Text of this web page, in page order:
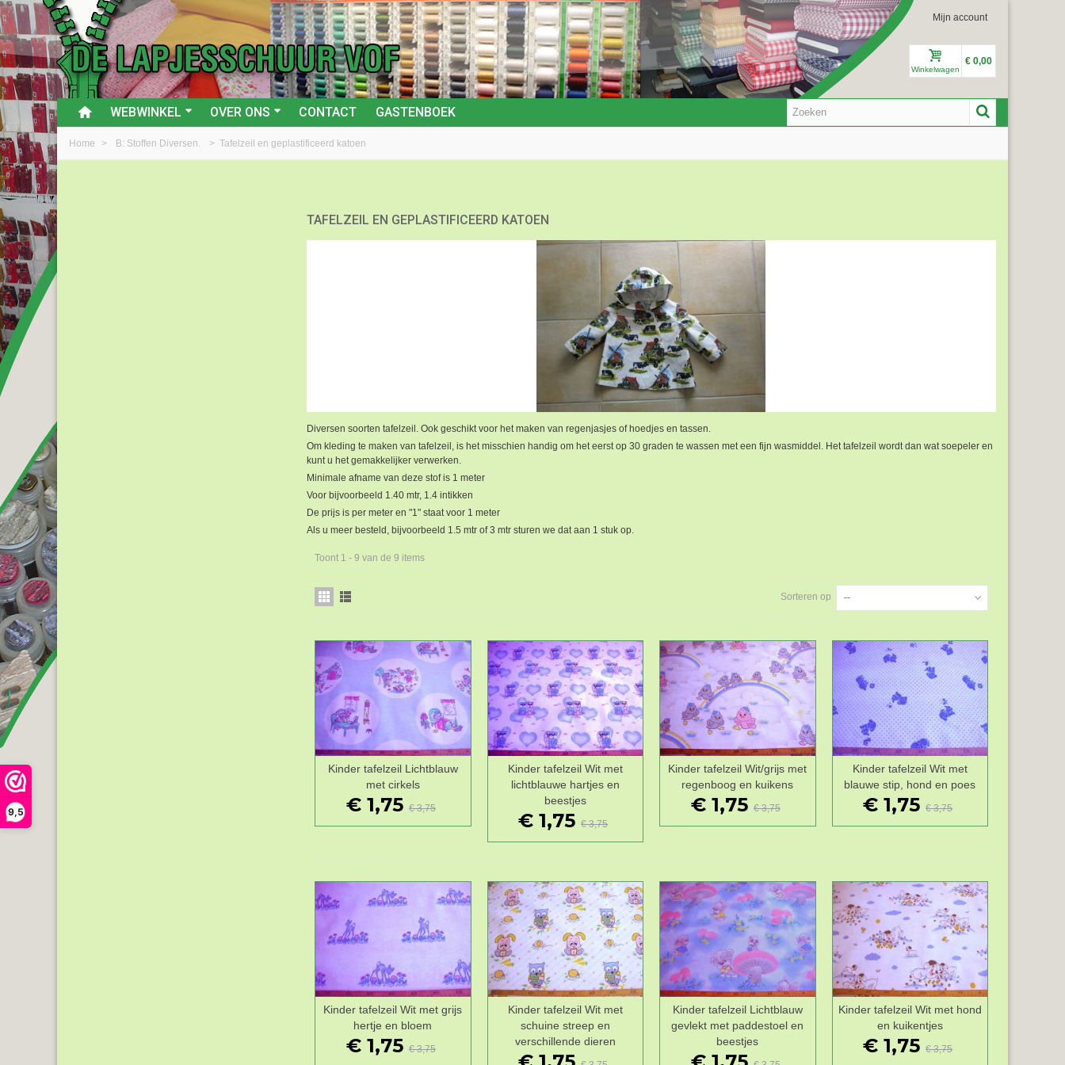
9,5
Mijn account
Winkelwagen
€ 0,00
WEBWINKEL OVER ONS CONTACT GASTENBOEK
Home > B: Stoffen Diversen. > Tafelzeil en geplastificeerd katoen
TAFELZEIL EN GEPLASTIFICEERD KATOEN
Diversen soorten tafelzeil. Ook geschikt voor het maken van regenjasjes of hoedjes en tassen.
Om kleding te maken van tafelzeil, is het misschien handig om het eerst op 30 graden te wassen met een fijn wasmiddel. Het tafelzeil wordt dan wat soepeler en
kunt u het gemakkelijker verwerken.
Minimale afname van deze stof is 1 meter
Voor bijvoorbeeld 1.40 mtr, 1.4 intikken
De prijs is per meter en "1" staat voor 1 meter
Als u meer besteld, bijvoorbeeld 1.5 mtr of 3 mtr sturen we dat aan 1 stuk op.
Toont 1 - 9 van de 9 items
Sorteren op --
Wenslijst
Kinder tafelzeil Lichtblauw
met cirkels
€ 1,75 € 3,75
Wenslijst
Kinder tafelzeil Wit met
lichtblauwe hartjes en
beestjes
€ 1,75 € 3,75
Wenslijst
Kinder tafelzeil Wit/grijs met
regenboog en kuikens
€ 1,75 € 3,75
Wenslijst
Kinder tafelzeil Wit met
blauwe stip, hond en poes
€ 1,75 € 3,75
Wenslijst
Kinder tafelzeil Wit met grijs
hertje en bloem
€ 1,75 € 3,75
Wenslijst
Kinder tafelzeil Wit met
schuine streep en
verschillende dieren
Wenslijst
Kinder tafelzeil Lichtblauw
gevlekt met paddestoel en
beestjes
Wenslijst
Kinder tafelzeil Wit met hond
en kuikentjes
€ 1,75 € 3,75